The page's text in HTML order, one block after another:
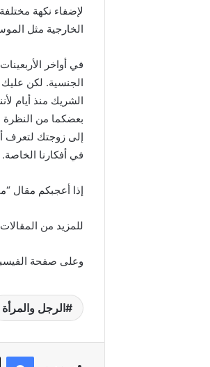
لإضفاء نكهة
الخارجية مثل
في أواخر
الجنسية. لكن عليك
الشريك منذ أيام
بعضكما من النظرة
إلى زوجتك لتعرف
في أفكارنا الخاصة.
إذا أعجبكم مقال “ما الذي
للمزيد من
وعلى صفحة
الرجل والمرأة